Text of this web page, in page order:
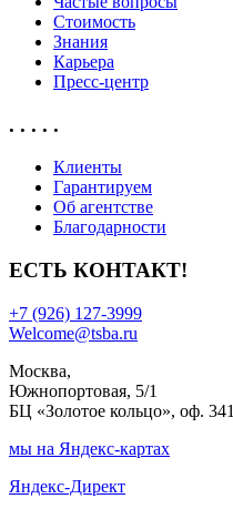
Стоимость
Знания
Карьера
Пресс-центр
. . . . .
Клиенты
Гарантируем
Об агентстве
Благодарности
ЕСТЬ КОНТАКТ!
+7 (926) 127-3999
Welcome@tsba.ru
Москва,
Южнопортовая, 5/1
БЦ «Золотое кольцо», оф. 341
мы на Яндекс-картах
Яндекс-Директ